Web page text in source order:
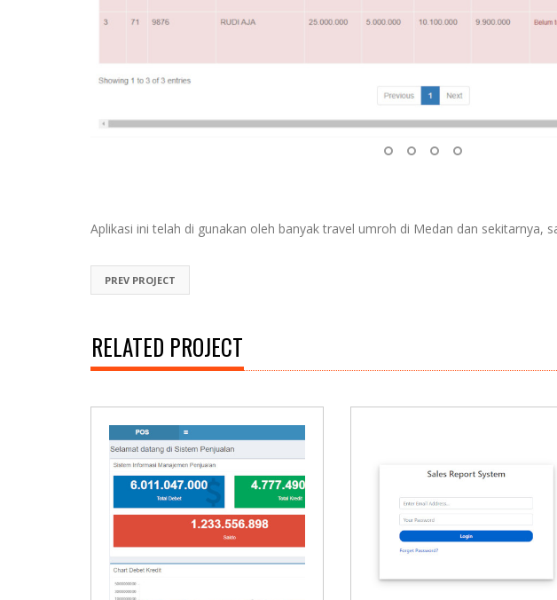
Aplikasi ini telah di gunakan oleh banyak travel umroh di Medan dan
PREV PROJECT
RELATED PROJECT